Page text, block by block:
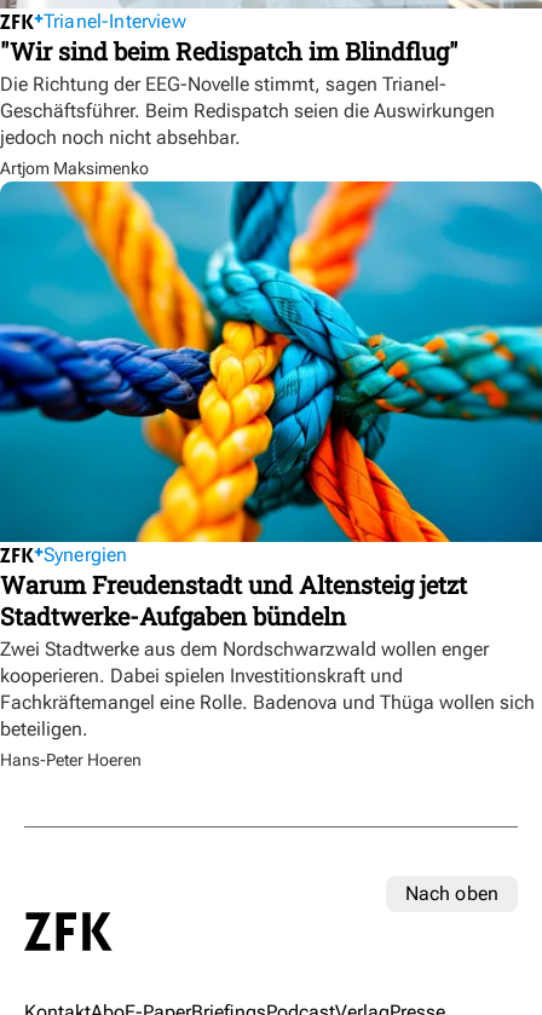
Trianel-Interview
"Wir sind beim Redispatch im Blindflug"
Die Richtung der EEG-Novelle stimmt, sagen Trianel-
Geschäftsführer. Beim Redispatch seien die Auswirkungen
jedoch noch nicht absehbar.
Artjom Maksimenko
Synergien
Warum Freudenstadt und Altensteig jetzt
Stadtwerke-Aufgaben bündeln
Zwei Stadtwerke aus dem Nordschwarzwald wollen enger
kooperieren. Dabei spielen Investitionskraft und
Fachkräftemangel eine Rolle. Badenova und Thüga wollen sich
beteiligen.
Hans-Peter Hoeren
Nach oben